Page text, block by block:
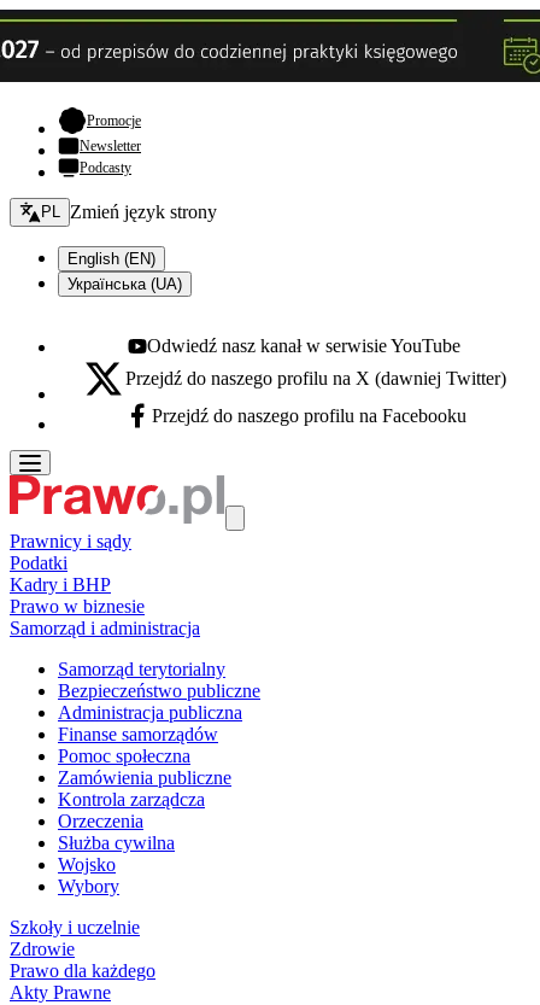
Promocje- otwiera się w nowej karcie
Newsletter
Podcasty
Zmień język - bieżący:
PL Zmień język strony
English (EN)
Українська (UA)
Youtube - otwiera się w nowej karcie
Odwiedź nasz kanał w serwisie YouTube
X - otwiera się w nowej karcie
Przejdź do naszego profilu na X (dawniej Twitter)
Facebook - otwiera się w nowej karcie
Przejdź do naszego profilu na Facebooku
Prawnicy i sądy
Podatki
Kadry i BHP
Prawo w biznesie
Samorząd i administracja
Samorząd terytorialny
Bezpieczeństwo publiczne
Administracja publiczna
Finanse samorządów
Pomoc społeczna
Zamówienia publiczne
Kontrola zarządcza
Orzeczenia
Służba cywilna
Wojsko
Wybory
Szkoły i uczelnie
Zdrowie
Prawo dla każdego
Akty Prawne